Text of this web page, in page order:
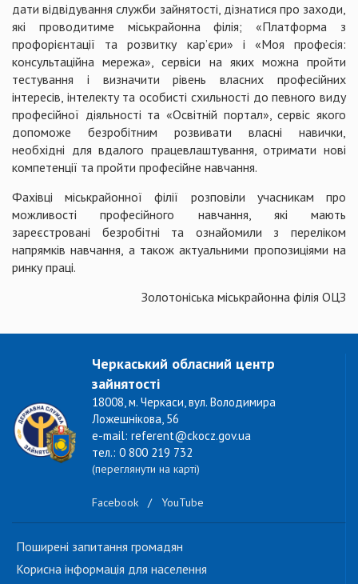
дати відвідування служби зайнятості, дізнатися про заходи,
які проводитиме міськрайонна філія; «Платформа з
профорієнтації та розвитку кар’єри» і «Моя професія:
консультаційна мережа», сервіси на яких можна пройти
тестування і визначити рівень власних професійних
інтересів, інтелекту та особисті схильності до певного виду
професійної діяльності та «Освітній портал», сервіс якого
допоможе безробітним розвивати власні навички,
необхідні для вдалого працевлаштування, отримати нові
компетенції та пройти професійне навчання.
Фахівці міськрайонної філії розповіли учасникам про
можливості професійного навчання, які мають
зареєстровані безробітні та ознайомили з переліком
напрямків навчання, а також актуальними пропозиціями на
ринку праці.
Золотоніська міськрайонна філія ОЦЗ
Черкаський обласний центр
зайнятості
18008, м. Черкаси, вул. Володимира
Ложешнікова, 56
e-mail: referent@ckocz.gov.ua
тел.: 0 800 219 732
(переглянути на карті)
Facebook / YouTube
Поширені запитання громадян
Корисна інформація для населення